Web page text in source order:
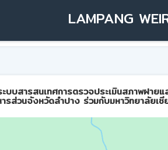
LAMPANG
บบสารสนเทศการตรวจประเมินสภาพฝาย
รส่วนจังหวัดลำปาง ร่วมกับมหาวิทยาลัยเชี